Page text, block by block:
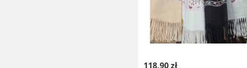
118,90 zł